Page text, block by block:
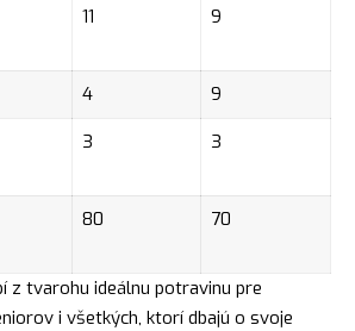
11 9
4
9
3 3
80 70
z tvarohu ideálnu potravinu pre
i všetkých, ktorí dbajú o svoje